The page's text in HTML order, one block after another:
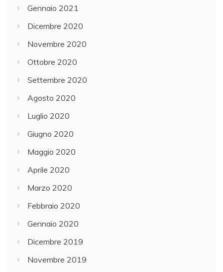
Gennaio 2021
Dicembre 2020
Novembre 2020
Ottobre 2020
Settembre 2020
Agosto 2020
Luglio 2020
Giugno 2020
Maggio 2020
Aprile 2020
Marzo 2020
Febbraio 2020
Gennaio 2020
Dicembre 2019
Novembre 2019